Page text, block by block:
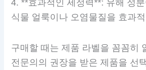
4. **효과적인 세정력**: 유해 성
식물 얼룩이나 오염물질을 효과
구매할 때는 제품 라벨을 꼼꼼히
전문의의 권장을 받은 제품을 선